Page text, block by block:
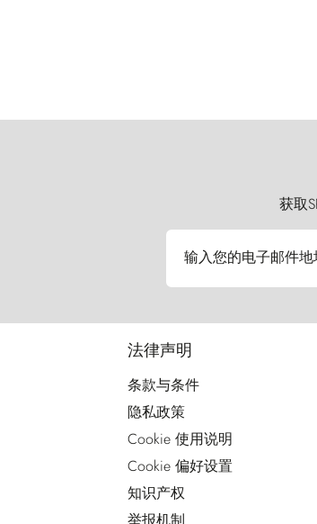
获取
输入您的电子邮件地
法律声明
条款与条件
隐私政策
Cookie 使用说明
Cookie 偏好设置
知识产权